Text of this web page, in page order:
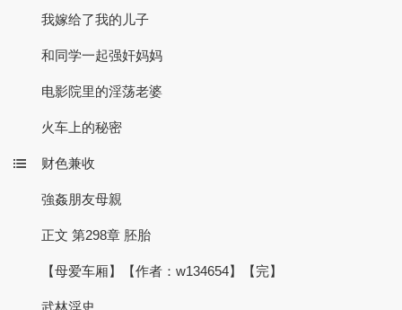
我嫁给了我的儿子
和同学一起强奸妈妈
电影院里的淫荡老婆
火车上的秘密
财色兼收
強姦朋友母親
正文 第298章 胚胎
【母爱车厢】【作者：w134654】【完】
武林淫史